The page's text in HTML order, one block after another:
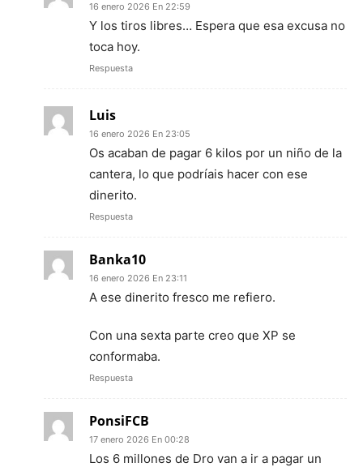
16 enero 2026 En 22:59
Y los tiros libres… Espera que esa excusa no
toca hoy.
Respuesta
Luis
16 enero 2026 En 23:05
Os acaban de pagar 6 kilos por un niño de la
cantera, lo que podríais hacer con ese
dinerito.
Respuesta
Banka10
16 enero 2026 En 23:11
A ese dinerito fresco me refiero.
Con una sexta parte creo que XP se
conformaba.
Respuesta
PonsiFCB
17 enero 2026 En 00:28
Los 6 millones de Dro van a ir a pagar un